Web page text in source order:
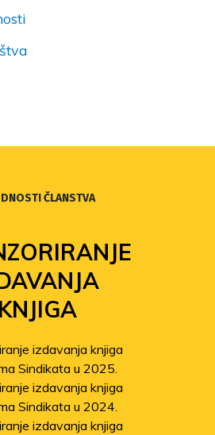
ČLANSTVA
KNJIGA
izdavanja knjiga
Sindikata u 2025.
izdavanja knjiga
Sindikata u 2024.
izdavanja knjiga